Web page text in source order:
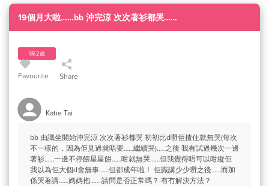
19個月大啦……bb 沖完涼 次次著衫都哭……
1至2歲
Favourite Share
Katie Tai
bb 由識坐開始沖完涼 次次著衫都哭 初初比d嘢佢揸住就無哭(每次
不一樣的，因為佢見過就唔要……繼續哭)..…之後 我有試過幾次一邊
著衫……一邊不停餵星星餅……咁就無哭……但我覺得唔可以咁縱佢
我以為佢大個d會無事……但都成年啦！ 佢識講少少嘢之後……而加
係哭著講……媽媽抱…… 請問是否正常嗎？ 有冇解決方法？